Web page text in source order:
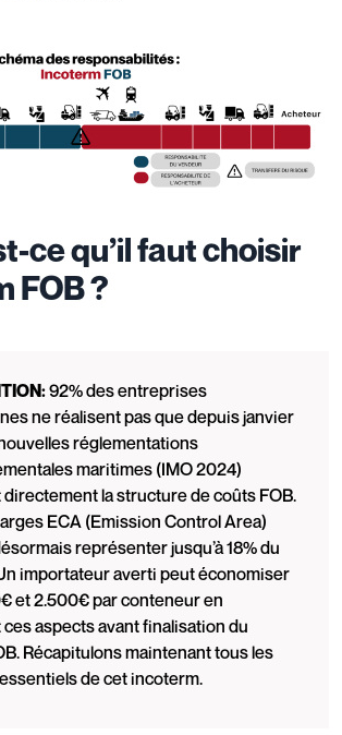
ce qu’il faut choisir
FOB ?
92% des entreprises
ne réalisent pas que depuis janvier
réglementations
maritimes (IMO 2024)
la structure de coûts FOB.
ECA (Emission Control Area)
représenter jusqu’à 18% du
importateur averti peut économiser
et 2.500€ par conteneur en
aspects avant finalisation du
Récapitulons maintenant tous les
de cet incoterm.